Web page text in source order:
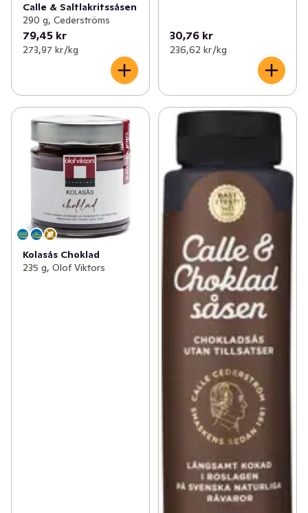
Calle & Saltlakritssåsen
290 g, Cederströms
79,45 kr
273,97 kr /kg
30,76 kr
236,62 kr /kg
Kolasås Choklad
235 g, Olof Viktors